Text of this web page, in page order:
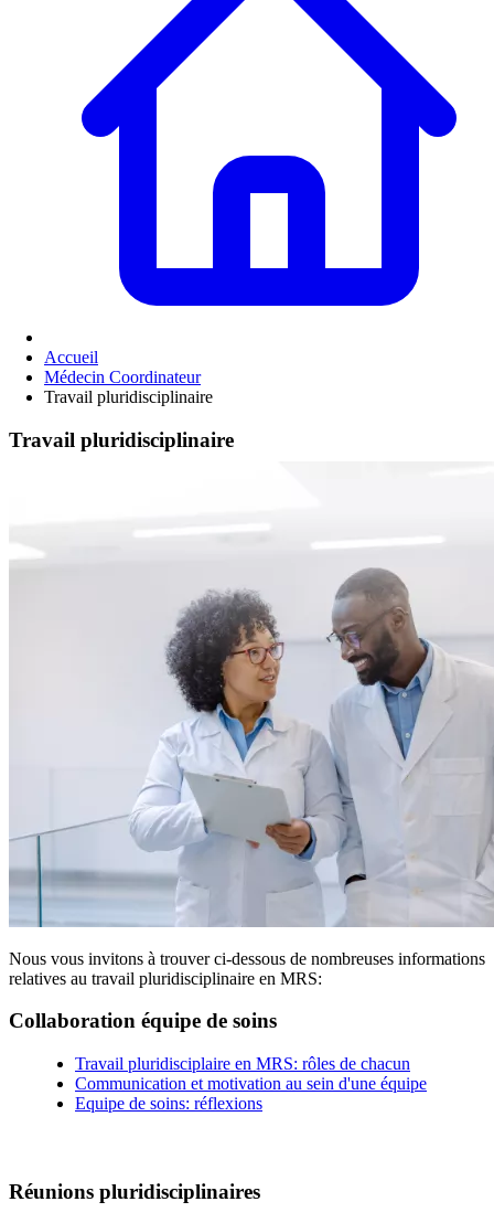
Accueil
Médecin Coordinateur
Travail pluridisciplinaire
Travail pluridisciplinaire
Nous vous invitons à trouver ci-dessous de nombreuses informations
relatives au travail pluridisciplinaire en MRS:
Collaboration équipe de soins
Travail pluridisciplaire en MRS: rôles de chacun
Communication et motivation au sein d'une équipe
Equipe de soins: réflexions
Réunions pluridisciplinaires